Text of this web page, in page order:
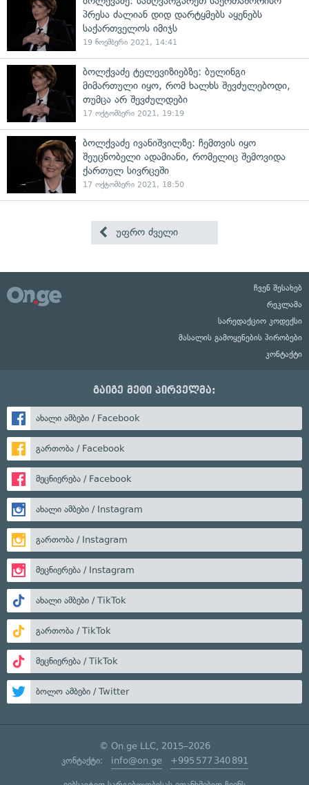
პრესა ძალიან დიდ დარტყმებს აყენებს
საქართველოს იმიჯს
19 ნოემბერი 2021, 14:41
ბოლქვაძე ტელევიზიებზე: ბულინგი
მიმართული იყო, რომ ხალხს შევძულებოდი,
თუმცა არ შევძულდები
17 ოქტომბერი 2021, 19:19
ბოლქვაძე ივანიშვილზე: ჩემთვის იყო
შეუცნობელი ადამიანი, რომელიც შემოვიდა
ქართულ სივრცეში
17 ოქტომბერი 2021, 18:50
უფრო ძველი
ჩვენ შესახებ
რეკლამა
სარედაქციო კოდექსი
მასალის გამოყენების პირობები
კონტაქტი
გაიგე მეტი პირველმა:
ახალი ამბები / Facebook
გართობა / Facebook
მეცნიერება / Facebook
ახალი ამბები / Instagram
გართობა / Instagram
მეცნიერება / Instagram
ახალი ამბები / TikTok
გართობა / TikTok
მეცნიერება / TikTok
ბოლო ამბები / Twitter
© On.ge LLC, 2015–2026
კონტაქტი: info@on.ge +995 577 340 891